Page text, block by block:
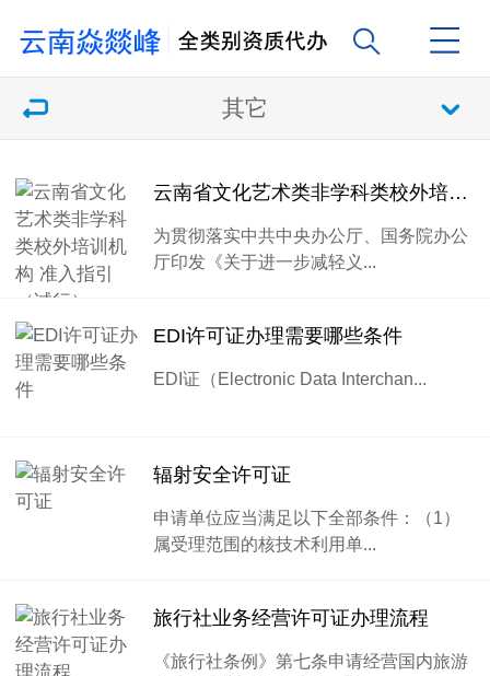
其它
云南省文化艺术类非学科类校外培训机构 准入指引（试行）
为贯彻落实中共中央办公厅、国务院办公
厅印发《关于进一步减轻义...
EDI许可证办理需要哪些条件
EDI证（Electronic Data Interchan...
辐射安全许可证
申请单位应当满足以下全部条件：（1）
属受理范围的核技术利用单...
旅行社业务经营许可证办理流程
《旅行社条例》第七条申请经营国内旅游